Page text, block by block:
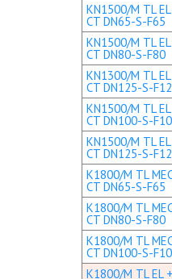
KN1500/M TL
CT DN65-S-F65
KN1500/M TL
CT DN80-S-F80
KN1300/M TL
CT DN125-S-
KN1500/M TL
CT DN100-S-
KN1500/M TL
CT DN125-S-
K1800/M TL
CT DN65-S-F65
K1800/M TL
CT DN80-S-F80
K1800/M TL
CT DN100-S-
K1800/M TL EL